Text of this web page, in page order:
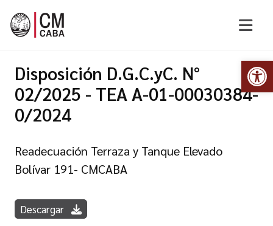
Disposición D.G.C.yC. N°
02/2025 - TEA A-01-00030384-
0/2024
Readecuación Terraza y Tanque Elevado
Bolívar 191- CMCABA
Descargar